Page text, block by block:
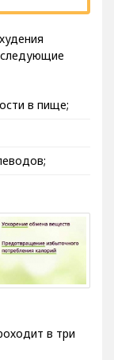
следующие
в пище;
в три